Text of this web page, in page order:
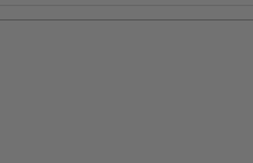
Regolatore di carica 15A